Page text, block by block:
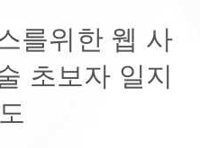
를위한 웹 사
초보자 일지